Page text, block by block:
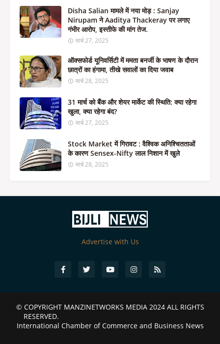
Disha Salian मामले में नया मोड़ : Sanjay
Nirupam ने Aaditya Thackeray पर लगाए
गंभीर आरोप, इस्तीफे की मांग तेज.
मार्च 27, 2025
ऑक्सफोर्ड यूनिवर्सिटी में ममता बनर्जी के भाषण के दौरान
छात्रों का हंगामा, तीखे सवालों का दिया जवाब
मार्च 28, 2025
31 मार्च को बैंक और शेयर मार्केट की स्थिति: क्या रहेगा
खुला, क्या रहेगा बंद?
मार्च 27, 2025
Stock Market में गिरावट : वैश्विक अनिश्चितताओं
के कारण Sensex-Nifty लाल निशान में खुले
मार्च 28, 2025
Advertise with Us
© COPYRIGHT MANZINETWORKS MEDIA 2024ALL RIGHTS
RESERVED.
International Chamber of Commerce and Business News